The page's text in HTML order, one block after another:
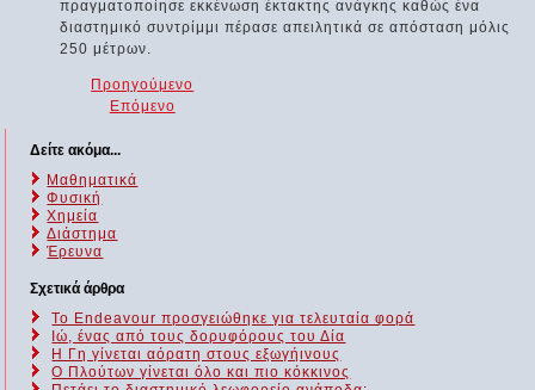
πραγματοποίησε εκκένωση έκτακτης ανάγκης καθώς ένα
διαστημικό συντρίμμι πέρασε απειλητικά σε απόσταση μόλις
250 μέτρων.
Προηγούμενο
Επόμενο
Δείτε ακόμα...
Μαθηματικά
Φυσική
Χημεία
Διάστημα
Έρευνα
Σχετικά άρθρα
To Endeavour προσγειώθηκε για τελευταία φορά
Ιώ, ένας από τους δορυφόρους του Δία
Η Γη γίνεται αόρατη στους εξωγήινους
Ο Πλούτων γίνεται όλο και πιο κόκκινος